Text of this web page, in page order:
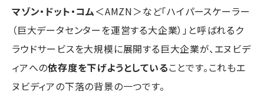
マゾン・ドット・コム＜AMZN＞など「ハイパースケーラー
（巨大データセンターを運営する大企業）」と呼ばれるク
ラウドサービスを大規模に展開する巨大企業が、エヌビデ
ィアへの依存度を下げようとしていることです。これもエ
ヌビディアの下落の背景の一つです。